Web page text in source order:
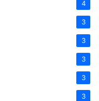
4
3
3
3
3
3